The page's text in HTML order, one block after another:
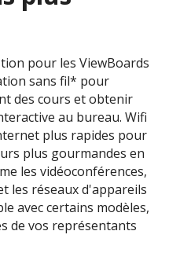
pour les ViewBoards
sans fil* pour
des cours et obtenir
au bureau. Wifi
plus rapides pour
plus gourmandes en
les vidéoconférences,
les réseaux d'appareils
avec certains modèles,
de vos représentants